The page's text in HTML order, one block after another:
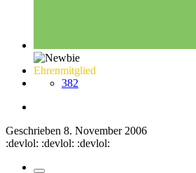
Ehrenmitglied
382
Geschrieben 8. November 2006
:devlol: :devlol: :devlol: